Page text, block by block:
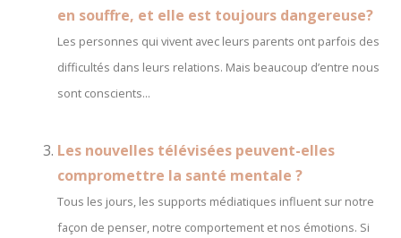
en souffre, et elle est toujours dangereuse?
Les personnes qui vivent avec leurs parents ont parfois des
difficultés dans leurs relations. Mais beaucoup d’entre nous
sont conscients...
Les nouvelles télévisées peuvent-elles
compromettre la santé mentale ?
Tous les jours, les supports médiatiques influent sur notre
façon de penser, notre comportement et nos émotions. Si